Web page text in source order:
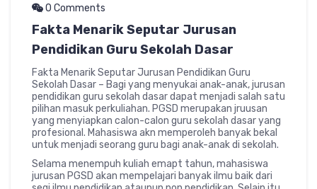
0 Comments
Fakta Menarik Seputar Jurusan
Pendidikan Guru Sekolah Dasar
Fakta Menarik Seputar Jurusan Pendidikan Guru
Sekolah Dasar – Bagi yang menyukai anak-anak, jurusan
pendidikan guru sekolah dasar dapat menjadi salah satu
pilihan masuk perkuliahan. PGSD merupakan jruusan
yang menyiapkan calon-calon guru sekolah dasar yang
profesional. Mahasiswa akn memperoleh banyak bekal
untuk menjadi seorang guru bagi anak-anak di sekolah.
Selama menempuh kuliah emapt tahun, mahasiswa
jurusan PGSD akan mempelajari banyak ilmu baik dari